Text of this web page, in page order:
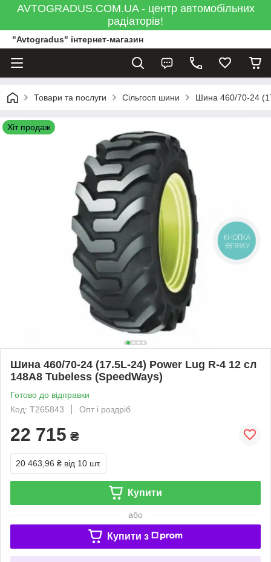
AVTOGRADUS.COM.UA - центр автомобільних
радіаторів!
"Avtogradus" інтернет-магазин
Товари та послуги Сільгосп шини Шина 460/70-24
Хіт продаж
Шина 460/70-24 (17.5L-24) Power Lug R-4 12 сл
148A8 Tubeless (SpeedWays)
Готово до відправки
Код: T265843
Опт і роздріб
22 715 ₴
20 463,96 ₴ від 10 шт.
Купити
або
Купити з
КНОПКА
ЗВ'ЯЗКУ